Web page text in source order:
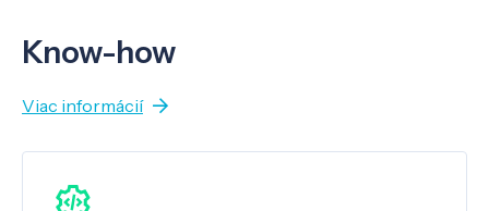
Know-how
Viac informácií